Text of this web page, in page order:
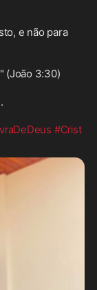
e não para
(João 3:30)
#Crist